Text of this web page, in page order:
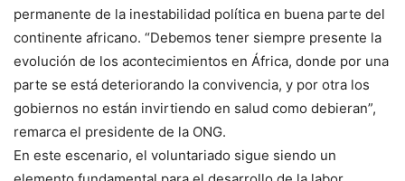
permanente de la inestabilidad política en buena parte del
continente africano. “Debemos tener siempre presente la
evolución de los acontecimientos en África, donde por una
parte se está deteriorando la convivencia, y por otra los
gobiernos no están invirtiendo en salud como debieran”,
remarca el presidente de la ONG.
En este escenario, el voluntariado sigue siendo un